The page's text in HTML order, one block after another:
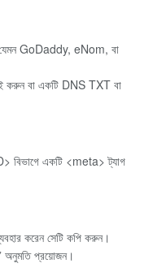
GoDaddy, eNom, বা
করুন বা একটি DNS TXT বা
বিভাগে একটি <meta> ট্যাগ
করেন সেটি কপি করুন।
অনুমতি প্রয়োজন।